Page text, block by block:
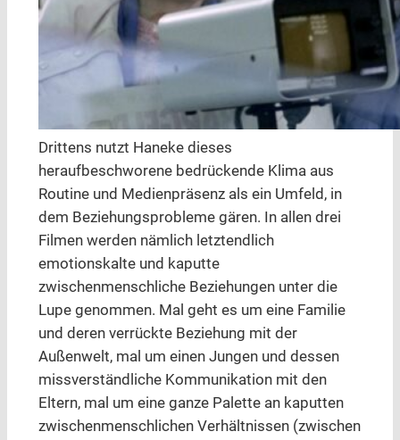
Drittens nutzt Haneke dieses
heraufbeschworene bedrückende Klima aus
Routine und Medienpräsenz als ein Umfeld, in
dem Beziehungsprobleme gären. In allen drei
Filmen werden nämlich letztendlich
emotionskalte und kaputte
zwischenmenschliche Beziehungen unter die
Lupe genommen. Mal geht es um eine Familie
und deren verrückte Beziehung mit der
Außenwelt, mal um einen Jungen und dessen
missverständliche Kommunikation mit den
Eltern, mal um eine ganze Palette an kaputten
zwischenmenschlichen Verhältnissen (zwischen